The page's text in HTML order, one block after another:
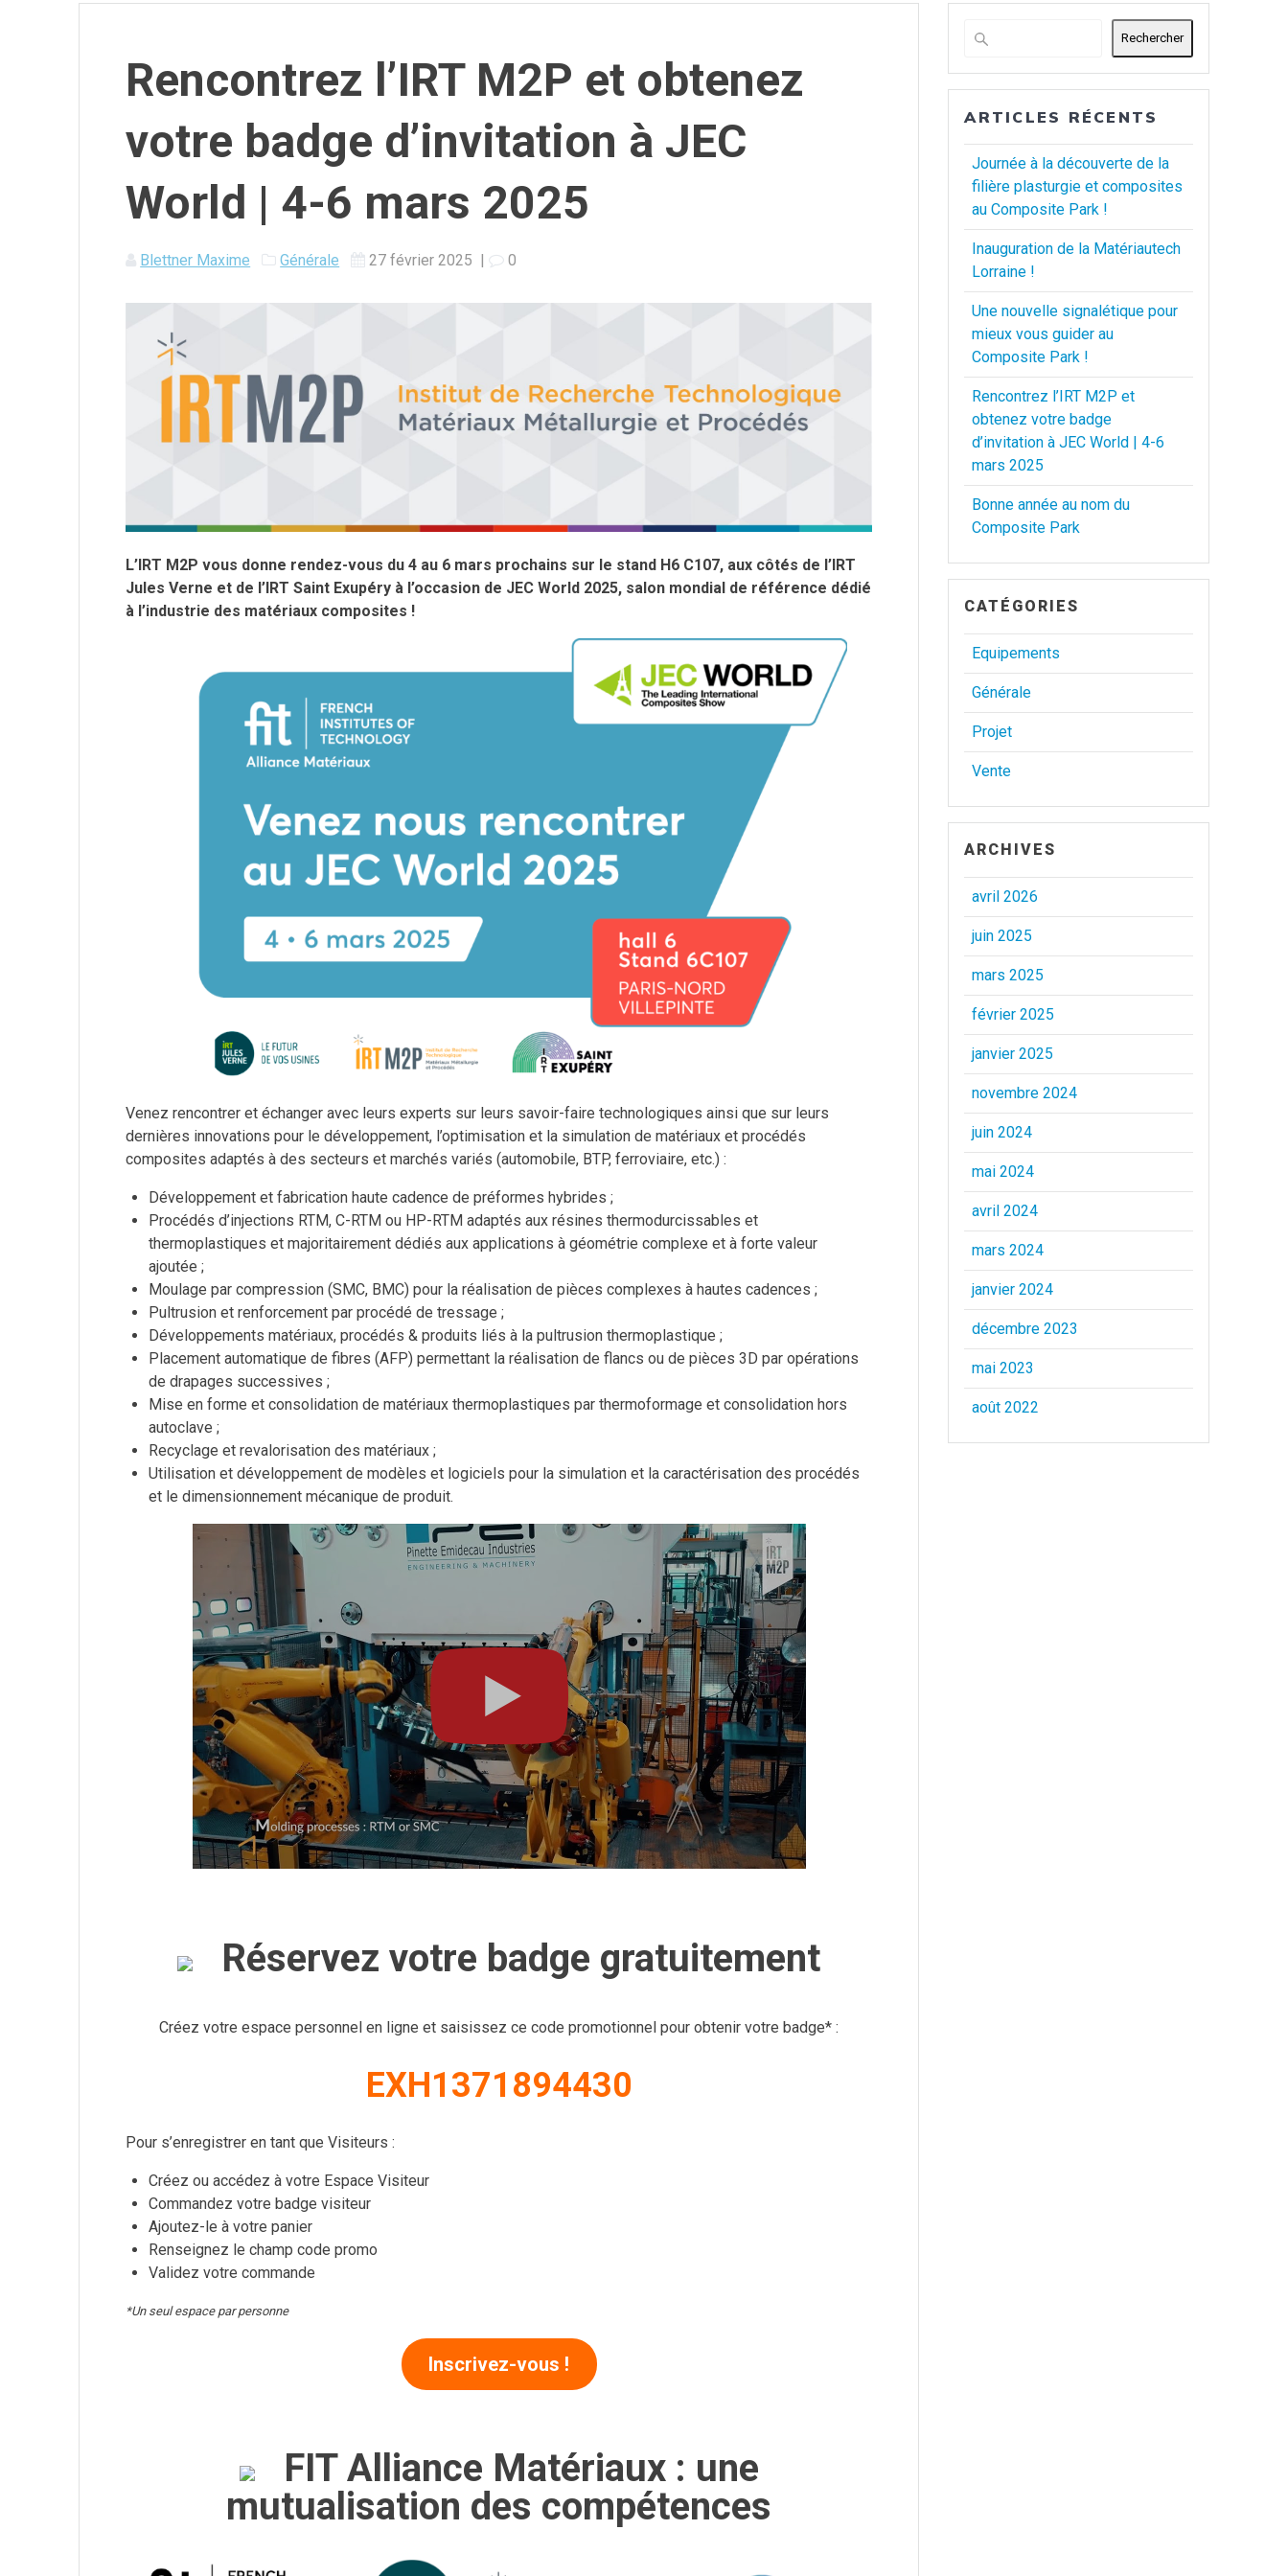
Rencontrez l’IRT M2P et obtenez
votre badge d’invitation à JEC
World | 4-6 mars 2025
Blettner Maxime Générale 27 février 2025 | 0
L’IRT M2P vous donne rendez-vous du 4 au 6 mars prochains sur le stand H6 C107, aux côtés de l’IRT
Jules Verne et de l’IRT Saint Exupéry à l’occasion de JEC World 2025, salon mondial de référence dédié
à l’industrie des matériaux composites !
Venez rencontrer et échanger avec leurs experts sur leurs savoir-faire technologiques ainsi que sur leurs
dernières innovations pour le développement, l’optimisation et la simulation de matériaux et procédés
composites adaptés à des secteurs et marchés variés (automobile, BTP, ferroviaire, etc.) :
Développement et fabrication haute cadence de préformes hybrides ;
Procédés d’injections RTM, C-RTM ou HP-RTM adaptés aux résines thermodurcissables et
thermoplastiques et majoritairement dédiés aux applications à géométrie complexe et à forte valeur
ajoutée ;
Moulage par compression (SMC, BMC) pour la réalisation de pièces complexes à hautes cadences ;
Pultrusion et renforcement par procédé de tressage ;
Développements matériaux, procédés & produits liés à la pultrusion thermoplastique ;
Placement automatique de fibres (AFP) permettant la réalisation de flancs ou de pièces 3D par opérations
de drapages successives ;
Mise en forme et consolidation de matériaux thermoplastiques par thermoformage et consolidation hors
autoclave ;
Recyclage et revalorisation des matériaux ;
Utilisation et développement de modèles et logiciels pour la simulation et la caractérisation des procédés
et le dimensionnement mécanique de produit.
Réservez votre badge gratuitement
Créez votre espace personnel en ligne et saisissez ce code promotionnel pour obtenir votre badge* :
EXH1371894430
Pour s’enregistrer en tant que Visiteurs :
Créez ou accédez à votre Espace Visiteur
Commandez votre badge visiteur
Ajoutez-le à votre panier
Renseignez le champ code promo
Validez votre commande
*Un seul espace par personne
Inscrivez-vous !
FIT Alliance Matériaux : une
mutualisation des compétences
Rechercher
ARTICLES RÉCENTS
Journée à la découverte de la
filière plasturgie et composites
au Composite Park !
Inauguration de la Matériautech
Lorraine !
Une nouvelle signalétique pour
mieux vous guider au
Composite Park !
Rencontrez l’IRT M2P et
obtenez votre badge
d’invitation à JEC World | 4-6
mars 2025
Bonne année au nom du
Composite Park
CATÉGORIES
Equipements
Générale
Projet
Vente
ARCHIVES
avril 2026
juin 2025
mars 2025
février 2025
janvier 2025
novembre 2024
juin 2024
mai 2024
avril 2024
mars 2024
janvier 2024
décembre 2023
mai 2023
août 2022